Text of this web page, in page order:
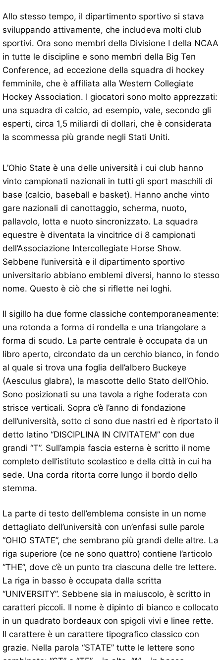
Allo stesso tempo, il dipartimento sportivo si stava
sviluppando attivamente, che includeva molti club
sportivi. Ora sono membri della Divisione I della NCAA
in tutte le discipline e sono membri della Big Ten
Conference, ad eccezione della squadra di hockey
femminile, che è affiliata alla Western Collegiate
Hockey Association. I giocatori sono molto apprezzati:
una squadra di calcio, ad esempio, vale, secondo gli
esperti, circa 1,5 miliardi di dollari, che è considerata
la scommessa più grande negli Stati Uniti.
L’Ohio State è una delle università i cui club hanno
vinto campionati nazionali in tutti gli sport maschili di
base (calcio, baseball e basket). Hanno anche vinto
gare nazionali di canottaggio, scherma, nuoto,
pallavolo, lotta e nuoto sincronizzato. La squadra
equestre è diventata la vincitrice di 8 campionati
dell’Associazione Intercollegiate Horse Show.
Sebbene l’università e il dipartimento sportivo
universitario abbiano emblemi diversi, hanno lo stesso
nome. Questo è ciò che si riflette nei loghi.
Il sigillo ha due forme classiche contemporaneamente:
una rotonda a forma di rondella e una triangolare a
forma di scudo. La parte centrale è occupata da un
libro aperto, circondato da un cerchio bianco, in fondo
al quale si trova una foglia dell’albero Buckeye
(Aesculus glabra), la mascotte dello Stato dell’Ohio.
Sono posizionati su una tavola a righe foderata con
strisce verticali. Sopra c’è l’anno di fondazione
dell’università, sotto ci sono due nastri ed è riportato il
detto latino “DISCIPLINA IN CIVITATEM” con due
grandi “T”. Sull’ampia fascia esterna è scritto il nome
completo dell’istituto scolastico e della città in cui ha
sede. Una corda ritorta corre lungo il bordo dello
stemma.
La parte di testo dell’emblema consiste in un nome
dettagliato dell’università con un’enfasi sulle parole
“OHIO STATE”, che sembrano più grandi delle altre. La
riga superiore (ce ne sono quattro) contiene l’articolo
“THE”, dove c’è un punto tra ciascuna delle tre lettere.
La riga in basso è occupata dalla scritta
“UNIVERSITY”. Sebbene sia in maiuscolo, è scritto in
caratteri piccoli. Il nome è dipinto di bianco e collocato
in un quadrato bordeaux con spigoli vivi e linee rette.
Il carattere è un carattere tipografico classico con
grazie. Nella parola “STATE” tutte le lettere sono